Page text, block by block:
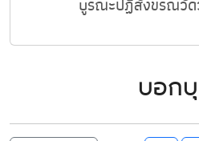
บูรณะปฏิสังขรณ์วัด
บอก